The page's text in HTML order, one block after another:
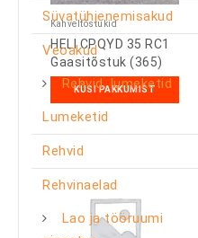
Süvatühjenemisakud
Veoakud
Rehvid, lumeketid
Lumeketid
Rehvid
Rehvinaelad
Lao ja tööruumi
Kahveltõstukid
HELI CPQYD 35 RC1
Gaasitõstuk (365)
KÜSI PAKKUMIST